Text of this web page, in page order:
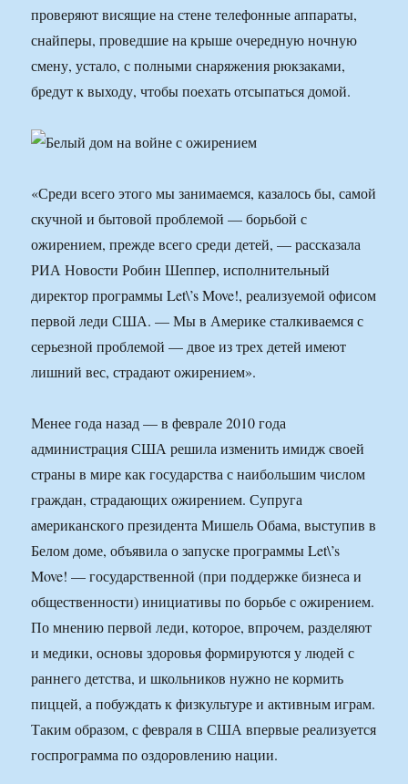
проверяют висящие на стене телефонные аппараты,
снайперы, проведшие на крыше очередную ночную
смену, устало, с полными снаряжения рюкзаками,
бредут к выходу, чтобы поехать отсыпаться домой.
«Среди всего этого мы занимаемся, казалось бы, самой
скучной и бытовой проблемой — борьбой с
ожирением, прежде всего среди детей, — рассказала
РИА Новости Робин Шеппер, исполнительный
директор программы Let\’s Move!, реализуемой офисом
первой леди США. — Мы в Америке сталкиваемся с
серьезной проблемой — двое из трех детей имеют
лишний вес, страдают ожирением».
Менее года назад — в феврале 2010 года
администрация США решила изменить имидж своей
страны в мире как государства с наибольшим числом
граждан, страдающих ожирением. Супруга
американского президента Мишель Обама, выступив в
Белом доме, объявила о запуске программы Let\’s
Move! — государственной (при поддержке бизнеса и
общественности) инициативы по борьбе с ожирением.
По мнению первой леди, которое, впрочем, разделяют
и медики, основы здоровья формируются у людей с
раннего детства, и школьников нужно не кормить
пиццей, а побуждать к физкультуре и активным играм.
Таким образом, с февраля в США впервые реализуется
госпрограмма по оздоровлению нации.